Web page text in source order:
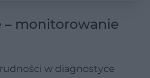
– monitorowanie
w diagnostyce